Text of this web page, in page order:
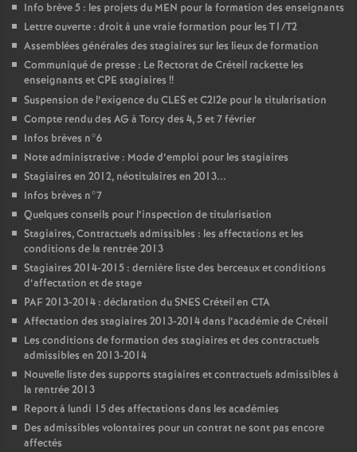
Info brève 5 : les projets du MEN pour la formation des enseignants
Lettre ouverte : droit à une vraie formation pour les T1/T2
Assemblées générales des stagiaires sur les lieux de formation
Communiqué de presse : Le Rectorat de Créteil rackette les
enseignants etCPE stagiaires !!
Suspension de l’exigence duCLESet C2I2e pour la titularisation
Compte rendu des AG à Torcy des 4, 5 et 7 février
Infos brèves n°6
Note administrative : Mode d’emploi pour les stagiaires
Stagiaires en 2012, néotitulaires en 2013...
Infos brèves n°7
Quelques conseils pour l’inspection de titularisation
Stagiaires, Contractuels admissibles : les affectations et les
conditions de la rentrée 2013
Stagiaires 2014-2015 : dernière liste des berceaux et conditions
d’affectation et de stage
PAF2013-2014 : déclaration duSNESCréteil en CTA
Affectation des stagiaires 2013-2014 dans l’académie de Créteil
Les conditions de formation des stagiaires et des contractuels
admissibles en 2013-2014
Nouvelle liste des supports stagiaires et contractuels admissibles à
la rentrée 2013
Report à lundi 15 des affectations dans les académies
Des admissibles volontaires pour un contrat ne sont pas encore
affectés